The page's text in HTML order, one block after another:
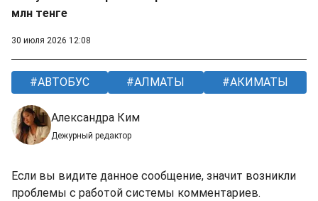
млн тенге
30 июля 2026 12:08
АВТОБУС АЛМАТЫ АКИМАТЫ
Александра Ким
Дежурный редактор
Если вы видите данное сообщение, значит возникли
проблемы с работой системы комментариев.